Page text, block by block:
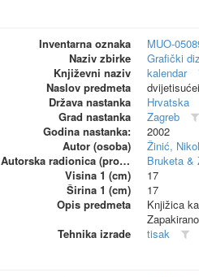
Inventarna oznaka
MUO-
Naziv zbirke
Grafički
Književni naziv
kalendar
Naslov predmeta
Država nastanka
Hrvatska
Grad nastanka
Zagreb
Godina nastanka:
2002
Autor (osoba)
Žinić,
Autorska radionica (proizvođač)
Bruketa &
Visina 1 (cm)
17
Širina 1 (cm)
17
Opis predmeta
Knjižica
Tehnika izrade
tisak